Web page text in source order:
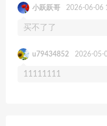
小跃跃哥 2026-06-06
买不了了
u79434852 2026-05-
11111111